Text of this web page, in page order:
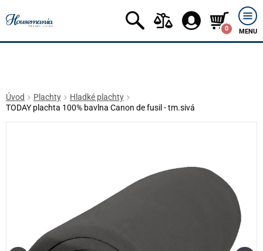
0 MENU
Úvod Plachty
Hladké plachty
TODAY plachta 100% bavlna Canon de fusil - tm.sivá